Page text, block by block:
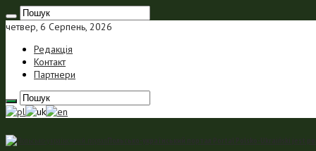
четвер, 6 Серпень, 2026
Редакція
Контакт
Партнери